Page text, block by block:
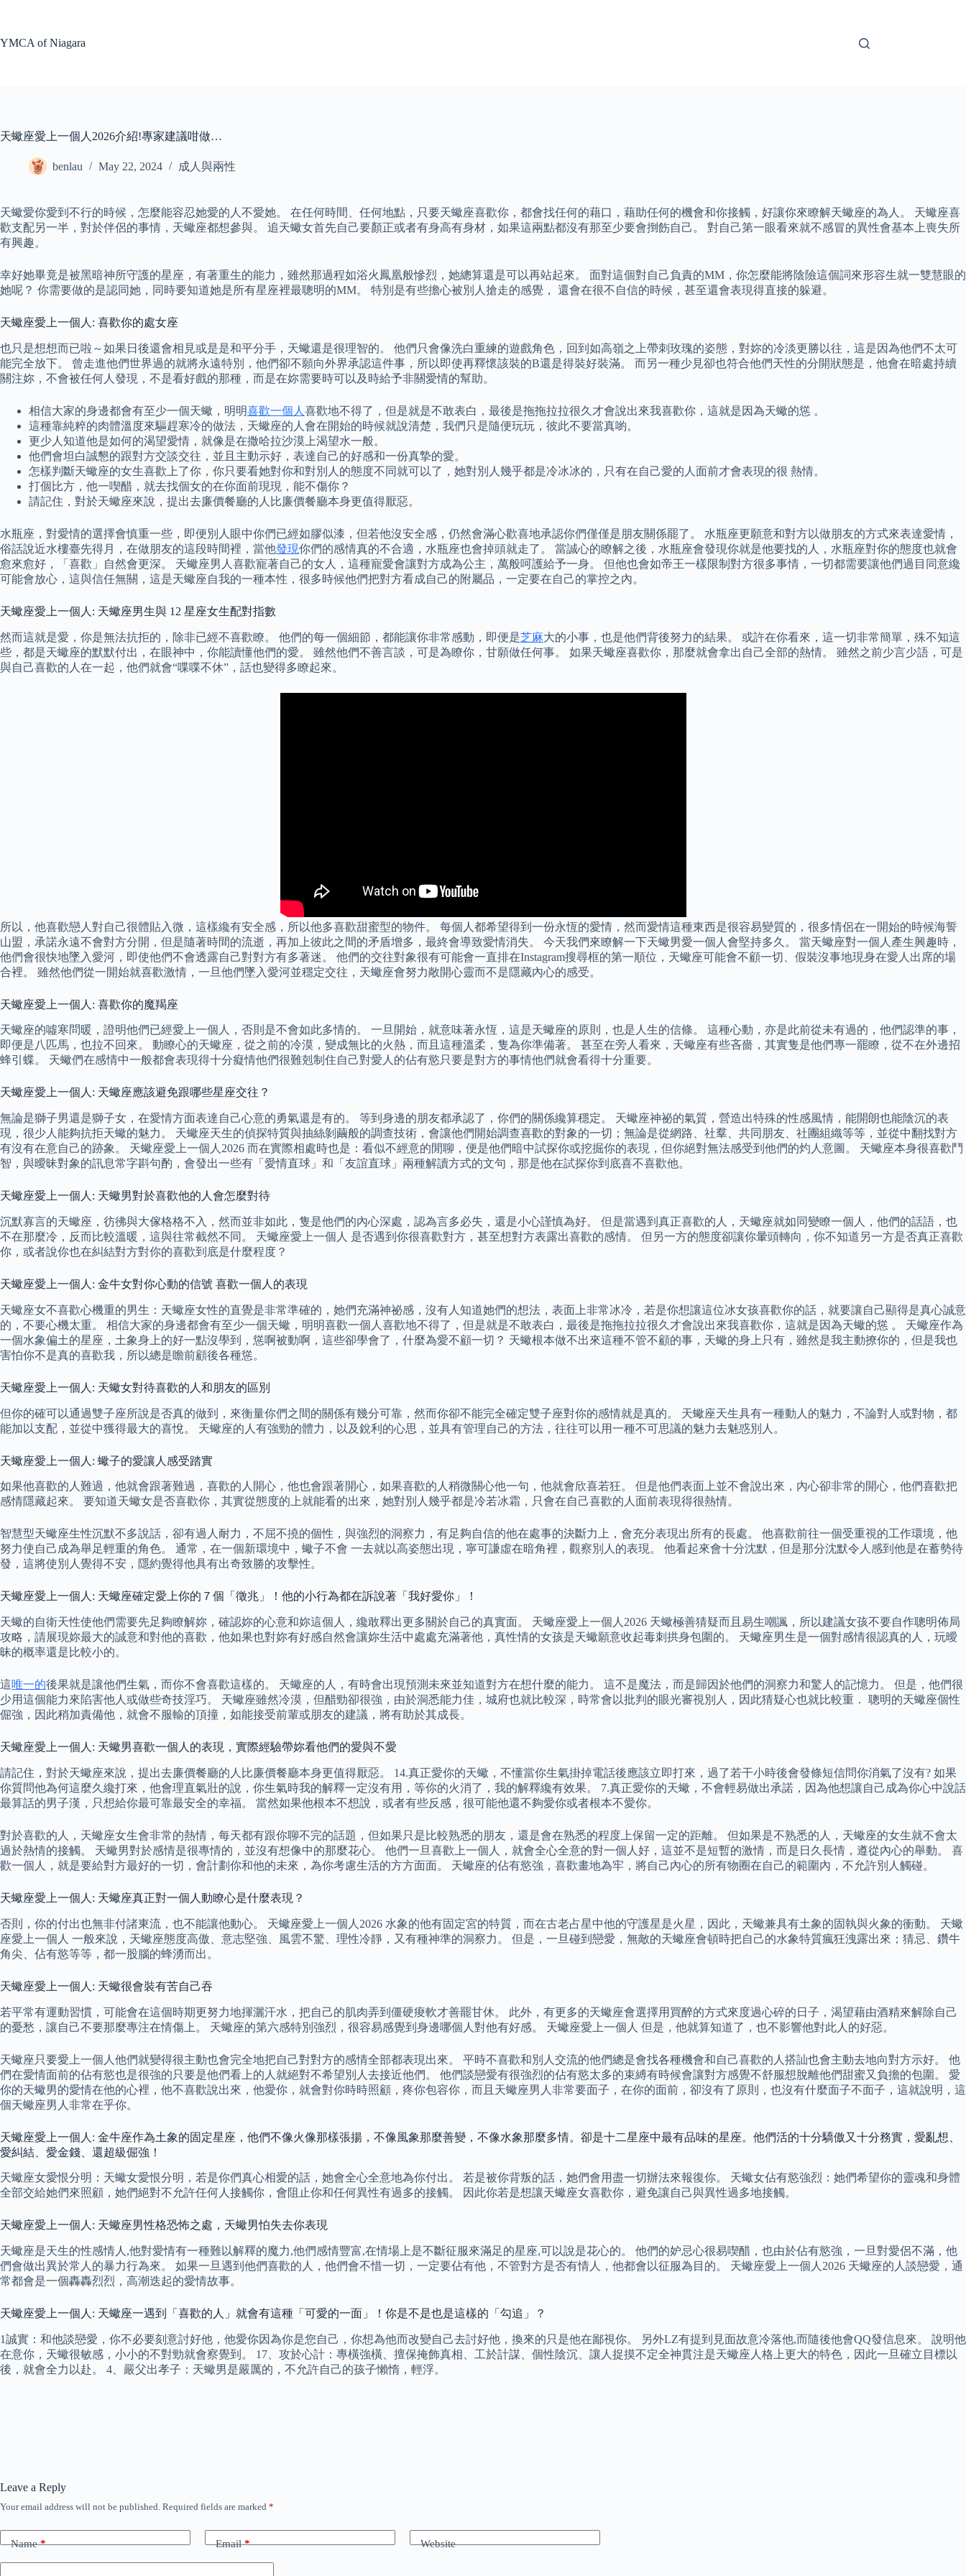
YMCA of Niagara
天蠍座愛上一個人2026介紹!專家建議咁做…
benlau May 22, 2024 成人與兩性
天蠍愛你愛到不行的時候，怎麼能容忍她愛的人不愛她。 在任何時間、任何地點，只要天蠍座喜歡你，都會找任何的藉口，藉助任何的機會和你接觸，好讓你來瞭解天蠍座的為人。 天蠍座喜
歡支配另一半，對於伴侶的事情，天蠍座都想參與。 追天蠍女首先自己要顏正或者有身高有身材，如果這兩點都沒有那至少要會捯飭自己。 對自己第一眼看來就不感冒的異性會基本上喪失所
有興趣。
幸好她畢竟是被黑暗神所守護的星座，有著重生的能力，雖然那過程如浴火鳳凰般慘烈，她總算還是可以再站起來。 面對這個對自己負責的MM，你怎麼能將陰險這個詞來形容生就一雙慧眼的
她呢？ 你需要做的是認同她，同時要知道她是所有星座裡最聰明的MM。 特別是有些擔心被別人搶走的感覺， 還會在很不自信的時候，甚至還會表現得直接的躲避。
天蠍座愛上一個人: 喜歡你的處女座
也只是想想而已啦～如果日後還會相見或是是和平分手，天蠍還是很理智的。 他們只會像洗白重練的遊戲角色，回到如高嶺之上帶刺玫瑰的姿態，對妳的冷淡更勝以往，這是因為他們不太可
能完全放下。 曾走進他們世界過的就將永遠特別，他們卻不願向外界承認這件事，所以即使再釋懷該裝的B還是得裝好裝滿。 而另一種少見卻也符合他們天性的分開狀態是，他會在暗處持續
關注妳，不會被任何人發現，不是看好戲的那種，而是在妳需要時可以及時給予非關愛情的幫助。
相信大家的身邊都會有至少一個天蠍，明明喜歡一個人 喜歡地不得了，但是就是不敢表白，最後是拖拖拉拉很久才會說出來我喜歡你，這就是因為天蠍的慫 。
這種靠純粹的肉體溫度來驅趕寒冷的做法，天蠍座的人會在開始的時候就說清楚，我們只是隨便玩玩，彼此不要當真喲。
更少人知道他是如何的渴望愛情，就像是在撒哈拉沙漠上渴望水一般。
他們會坦白誠懇的跟對方交談交往，並且主動示好，表達自己的好感和一份真摯的愛。
怎樣判斷天蠍座的女生喜歡上了你，你只要看她對你和對別人的態度不同就可以了，她對別人幾乎都是冷冰冰的，只有在自己愛的人面前才會表現的很 熱情。
打個比方，他一喫醋，就去找個女的在你面前現現，能不傷你？
請記住，對於天蠍座來說，提出去廉價餐廳的人比廉價餐廳本身更值得厭惡。
水瓶座，對愛情的選擇會慎重一些，即便別人眼中你們已經如膠似漆，但若他沒安全感，仍然會滿心歡喜地承認你們僅僅是朋友關係罷了。 水瓶座更願意和對方以做朋友的方式來表達愛情，
俗話說近水樓臺先得月，在做朋友的這段時間裡，當他發現你們的感情真的不合適，水瓶座也會掉頭就走了。 當誠心的瞭解之後，水瓶座會發現你就是他要找的人，水瓶座對你的態度也就會
愈來愈好，「喜歡」自然會更深。 天蠍座男人喜歡寵著自己的女人，這種寵愛會讓對方成為公主，萬般呵護給予一身。 但他也會如帝王一樣限制對方很多事情，一切都需要讓他們過目同意纔
可能會放心，這與信任無關，這是天蠍座自我的一種本性，很多時候他們把對方看成自己的附屬品，一定要在自己的掌控之內。
天蠍座愛上一個人: 天蠍座男生與 12 星座女生配對指數
然而這就是愛，你是無法抗拒的，除非已經不喜歡瞭。 他們的每一個細節，都能讓你非常感動，即便是芝麻大的小事，也是他們背後努力的結果。 或許在你看來，這一切非常簡單，殊不知這
些，都是天蠍座的默默付出，在眼神中，你能讀懂他們的愛。 雖然他們不善言談，可是為瞭你，甘願做任何事。 如果天蠍座喜歡你，那麼就會拿出自己全部的熱情。 雖然之前少言少語，可是
與自己喜歡的人在一起，他們就會“喋喋不休”，話也變得多瞭起來。
所以，他喜歡戀人對自己很體貼入微，這樣纔有安全感，所以他多喜歡甜蜜型的物件。 每個人都希望得到一份永恆的愛情，然而愛情這種東西是很容易變質的，很多情侶在一開始的時候海誓
山盟，承諾永遠不會對方分開，但是隨著時間的流逝，再加上彼此之間的矛盾增多，最終會導致愛情消失。 今天我們來瞭解一下天蠍男愛一個人會堅持多久。 當天蠍座對一個人產生興趣時，
他們會很快地墜入愛河，即使他們不會透露自己對對方有多著迷。 他們的交往對象很有可能會一直排在Instagram搜尋框的第一順位，天蠍座可能會不顧一切、假裝沒事地現身在愛人出席的場
合裡。 雖然他們從一開始就喜歡激情，一旦他們墜入愛河並穩定交往，天蠍座會努力敞開心靈而不是隱藏內心的感受。
天蠍座愛上一個人: 喜歡你的魔羯座
天蠍座的噓寒問暖，證明他們已經愛上一個人，否則是不會如此多情的。 一旦開始，就意味著永恆，這是天蠍座的原則，也是人生的信條。 這種心動，亦是此前從未有過的，他們認準的事，
即便是八匹馬，也拉不回來。 動瞭心的天蠍座，從之前的冷漠，變成無比的火熱，而且這種溫柔，隻為你準備著。 甚至在旁人看來，天蠍座有些吝嗇，其實隻是他們專一罷瞭，從不在外邊招
蜂引蝶。 天蠍們在感情中一般都會表現得十分癡情他們很難剋制住自己對愛人的佔有慾只要是對方的事情他們就會看得十分重要。
天蠍座愛上一個人: 天蠍座應該避免跟哪些星座交往？
無論是獅子男還是獅子女，在愛情方面表達自己心意的勇氣還是有的。 等到身邊的朋友都承認了，你們的關係纔算穩定。 天蠍座神祕的氣質，營造出特殊的性感風情，能開朗也能陰沉的表
現，很少人能夠抗拒天蠍的魅力。 天蠍座天生的偵探特質與抽絲剝繭般的調查技術，會讓他們開始調查喜歡的對象的一切；無論是從網路、社羣、共同朋友、社團組織等等，並從中翻找對方
有沒有在意自己的跡象。 天蠍座愛上一個人2026 而在實際相處時也是：看似不經意的閒聊，便是他們暗中試探你或挖掘你的表現，但你絕對無法感受到他們的灼人意圖。 天蠍座本身很喜歡鬥
智，與曖昧對象的訊息常字斟句酌，會發出一些有「愛情直球」和「友誼直球」兩種解讀方式的文句，那是他在試探你到底喜不喜歡他。
天蠍座愛上一個人: 天蠍男對於喜歡他的人會怎麼對待
沉默寡言的天蠍座，彷彿與大傢格格不入，然而並非如此，隻是他們的內心深處，認為言多必失，還是小心謹慎為好。 但是當遇到真正喜歡的人，天蠍座就如同變瞭一個人，他們的話語，也
不在那麼冷，反而比較溫暖，這與往常截然不同。 天蠍座愛上一個人 是否遇到你很喜歡對方，甚至想對方表露出喜歡的感情。 但另一方的態度卻讓你暈頭轉向，你不知道另一方是否真正喜歡
你，或者說你也在糾結對方對你的喜歡到底是什麼程度？
天蠍座愛上一個人: 金牛女對你心動的信號 喜歡一個人的表現
天蠍座女不喜歡心機重的男生：天蠍座女性的直覺是非常準確的，她們充滿神祕感，沒有人知道她們的想法，表面上非常冰冷，若是你想讓這位冰女孩喜歡你的話，就要讓自己顯得是真心誠意
的，不要心機太重。 相信大家的身邊都會有至少一個天蠍，明明喜歡一個人喜歡地不得了，但是就是不敢表白，最後是拖拖拉拉很久才會說出來我喜歡你，這就是因為天蠍的慫 。 天蠍座作為
一個水象偏土的星座，土象身上的好一點沒學到，慫啊被動啊，這些卻學會了，什麼為愛不顧一切？ 天蠍根本做不出來這種不管不顧的事，天蠍的身上只有，雖然是我主動撩你的，但是我也
害怕你不是真的喜歡我，所以總是瞻前顧後各種慫。
天蠍座愛上一個人: 天蠍女對待喜歡的人和朋友的區別
但你的確可以通過雙子座所說是否真的做到，來衡量你們之間的關係有幾分可靠，然而你卻不能完全確定雙子座對你的感情就是真的。 天蠍座天生具有一種動人的魅力，不論對人或對物，都
能加以支配，並從中獲得最大的喜悅。 天蠍座的人有強勁的體力，以及銳利的心思，並具有管理自己的方法，往往可以用一種不可思議的魅力去魅惑別人。
天蠍座愛上一個人: 蠍子的愛讓人感受踏實
如果他喜歡的人難過，他就會跟著難過，喜歡的人開心，他也會跟著開心，如果喜歡的人稍微關心他一句，他就會欣喜若狂。 但是他們表面上並不會說出來，內心卻非常的開心，他們喜歡把
感情隱藏起來。 要知道天蠍女是否喜歡你，其實從態度的上就能看的出來，她對別人幾乎都是冷若冰霜，只會在自己喜歡的人面前表現得很熱情。
智慧型天蠍座生性沉默不多說話，卻有過人耐力，不屈不撓的個性，與強烈的洞察力，有足夠自信的他在處事的決斷力上，會充分表現出所有的長處。 他喜歡前往一個受重視的工作環境，他
努力使自己成為舉足輕重的角色。 通常，在一個新環境中，蠍子不會 一去就以高姿態出現，寧可謙虛在暗角裡，觀察別人的表現。 他看起來會十分沈默，但是那分沈默令人感到他是在蓄勢待
發，這將使別人覺得不安，隱約覺得他具有出奇致勝的攻擊性。
天蠍座愛上一個人: 天蠍座確定愛上你的７個「徵兆」！他的小行為都在訴說著「我好愛你」！
天蠍的自衛天性使他們需要先足夠瞭解妳，確認妳的心意和妳這個人，纔敢釋出更多關於自己的真實面。 天蠍座愛上一個人2026 天蠍極善猜疑而且易生嘲諷，所以建議女孩不要自作聰明佈局
攻略，請展現妳最大的誠意和對他的喜歡，他如果也對妳有好感自然會讓妳生活中處處充滿著他，真性情的女孩是天蠍願意收起毒刺拱身包圍的。 天蠍座男生是一個對感情很認真的人，玩曖
昧的概率還是比較小的。
這唯一的後果就是讓他們生氣，而你不會喜歡這樣的。 天蠍座的人，有時會出現預測未來並知道對方在想什麼的能力。 這不是魔法，而是歸因於他們的洞察力和驚人的記憶力。 但是，他們很
少用這個能力來陷害他人或做些奇技淫巧。 天蠍座雖然冷漠，但醋勁卻很強，由於洞悉能力佳，城府也就比較深，時常會以批判的眼光審視別人，因此猜疑心也就比較重． 聰明的天蠍座個性
倔強，因此稍加責備他，就會不服輸的頂撞，如能接受前輩或朋友的建議，將有助於其成長。
天蠍座愛上一個人: 天蠍男喜歡一個人的表現，實際經驗帶妳看他們的愛與不愛
請記住，對於天蠍座來說，提出去廉價餐廳的人比廉價餐廳本身更值得厭惡。 14.真正愛你的天蠍，不懂當你生氣掛掉電話後應該立即打來，過了若干小時後會發條短信問你消氣了沒有? 如果
你質問他為何這麼久纔打來，他會理直氣壯的說，你生氣時我的解釋一定沒有用，等你的火消了，我的解釋纔有效果。 7.真正愛你的天蠍，不會輕易做出承諾，因為他想讓自己成為你心中說話
最算話的男子漢，只想給你最可靠最安全的幸福。 當然如果他根本不想說，或者有些反感，很可能他還不夠愛你或者根本不愛你。
對於喜歡的人，天蠍座女生會非常的熱情，每天都有跟你聊不完的話題，但如果只是比較熟悉的朋友，還是會在熟悉的程度上保留一定的距離。 但如果是不熟悉的人，天蠍座的女生就不會太
過於熱情的接觸。 天蠍男對於感情是很專情的，並沒有想像中的那麼花心。 他們一旦喜歡上一個人，就會全心全意的對一個人好，這並不是短暫的激情，而是日久長情，遵從內心的舉動。 喜
歡一個人，就是要給對方最好的一切，會計劃你和他的未來，為你考慮生活的方方面面。 天蠍座的佔有慾強，喜歡畫地為牢，將自己內心的所有物圈在自己的範圍內，不允許別人觸碰。
天蠍座愛上一個人: 天蠍座真正對一個人動瞭心是什麼表現？
否則，你的付出也無非付諸東流，也不能讓他動心。 天蠍座愛上一個人2026 水象的他有固定宮的特質，而在古老占星中他的守護星是火星，因此，天蠍兼具有土象的固執與火象的衝動。 天蠍
座愛上一個人 一般來說，天蠍座態度高傲、意志堅強、風雲不驚、理性冷靜，又有種神準的洞察力。 但是，一旦碰到戀愛，無敵的天蠍座會頓時把自己的水象特質瘋狂洩露出來；猜忌、鑽牛
角尖、佔有慾等等，都一股腦的蜂湧而出。
天蠍座愛上一個人: 天蠍很會裝有苦自己吞
若平常有運動習慣，可能會在這個時期更努力地揮灑汗水，把自己的肌肉弄到僵硬痠軟才善罷甘休。 此外，有更多的天蠍座會選擇用買醉的方式來度過心碎的日子，渴望藉由酒精來解除自己
的憂愁，讓自己不要那麼專注在情傷上。 天蠍座的第六感特別強烈，很容易感覺到身邊哪個人對他有好感。 天蠍座愛上一個人 但是，他就算知道了，也不影響他對此人的好惡。
天蠍座只要愛上一個人他們就變得很主動也會完全地把自己對對方的感情全部都表現出來。 平時不喜歡和別人交流的他們總是會找各種機會和自己喜歡的人搭訕也會主動去地向對方示好。 他
們在愛情面前的佔有慾也是很強的只要是他們看上的人就絕對不希望別人去接近他們。 他們談戀愛有很強烈的佔有慾太多的束縛有時候會讓對方感覺不舒服想脫離他們甜蜜又負擔的包圍。 愛
你的天蠍男的愛情在他的心裡，他不喜歡說出來，他愛你，就會對你時時照顧，疼你包容你，而且天蠍座男人非常要面子，在你的面前，卻沒有了原則，也沒有什麼面子不面子，這就說明，這
個天蠍座男人非常在乎你。
天蠍座愛上一個人: 金牛座作為土象的固定星座，他們不像火像那樣張揚，不像風象那麼善變，不像水象那麼多情。卻是十二星座中最有品味的星座。他們活的十分驕傲又十分務實，愛亂想、
愛糾結、愛金錢、還超級倔強！
天蠍座女愛恨分明：天蠍女愛恨分明，若是你們真心相愛的話，她會全心全意地為你付出。 若是被你背叛的話，她們會用盡一切辦法來報復你。 天蠍女佔有慾強烈：她們希望你的靈魂和身體
全部交給她們來照顧，她們絕對不允許任何人接觸你，會阻止你和任何異性有過多的接觸。 因此你若是想讓天蠍座女喜歡你，避免讓自己與異性過多地接觸。
天蠍座愛上一個人: 天蠍座男性格恐怖之處，天蠍男怕失去你表現
天蠍座是天生的性感情人,他對愛情有一種難以解釋的魔力,他們感情豐富,在情場上是不斷征服來滿足的星座,可以說是花心的。 他們的妒忌心很易喫醋，也由於佔有慾強，一旦對愛侶不滿，他
們會做出異於常人的暴力行為來。 如果一旦遇到他們喜歡的人，他們會不惜一切，一定要佔有他，不管對方是否有情人，他都會以征服為目的。 天蠍座愛上一個人2026 天蠍座的人談戀愛，通
常都會是一個轟轟烈烈，高潮迭起的愛情故事。
天蠍座愛上一個人: 天蠍座一遇到「喜歡的人」就會有這種「可愛的一面」！你是不是也是這樣的「勾追」？
1誠實：和他談戀愛，你不必要刻意討好他，他愛你因為你是您自己，你想為他而改變自己去討好他，換來的只是他在鄙視你。 另外LZ有提到見面故意冷落他,而隨後他會QQ發信息來。 說明他
在意你，天蠍很敏感，小小的不對勁就會察覺到。 17、攻於心計：專橫強橫、擅保掩飾真相、工於計謀、個性陰沉、讓人捉摸不定全神貫注是天蠍座人格上更大的特色，因此一旦確立目標以
後，就會全力以赴。 4、嚴父出孝子：天蠍男是嚴厲的，不允許自己的孩子懶惰，輕浮。
Leave a Reply
Your email address will not be published. Required fields are marked *
Name* Email* Website